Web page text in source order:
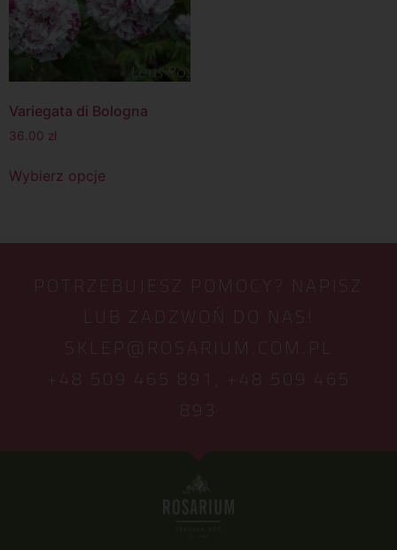
Variegata di Bologna
36.00 zł
Wybierz opcje
POTRZEBUJESZ POMOCY? NAPISZ
LUB ZADZWOŃ DO NAS!
SKLEP@ROSARIUM.COM.PL
+48 509 465 891,
+48 509 465
893